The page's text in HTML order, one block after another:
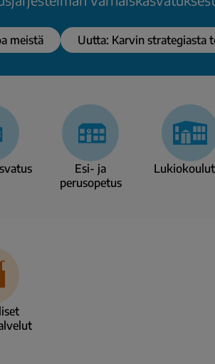
meistä Uutta: Karvin strategiasta
Esi- ja
perusopetus